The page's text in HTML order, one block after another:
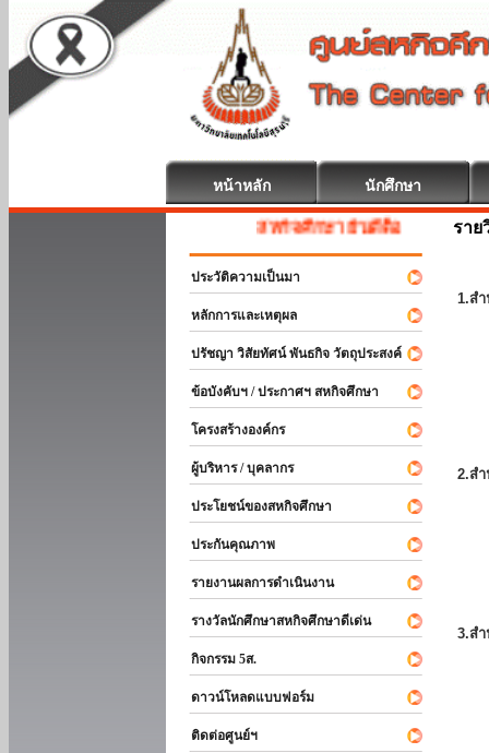
หน้าหลัก นักศึกษา
สหกิจศึกษา ยินดีต้อนรับ
ประวัติความเป็นมา
หลักการและเหตุผล
ปรัชญา วิสัยทัศน์ พันธกิจ วัตถุประสงค์
ข้อบังคับฯ / ประกาศฯ สหกิจศึกษา
โครงสร้างองค์กร
ผู้บริหาร / บุคลากร
ประโยชน์ของสหกิจศึกษา
ประกันคุณภาพ
รายงานผลการดำเนินงาน
รางวัลนักศึกษาสหกิจศึกษาดีเด่น
กิจกรรม 5ส.
ดาวน์โหลดแบบฟอร์ม
ติดต่อศูนย์ฯ
ราย
1.ส
2.ส
3.ส